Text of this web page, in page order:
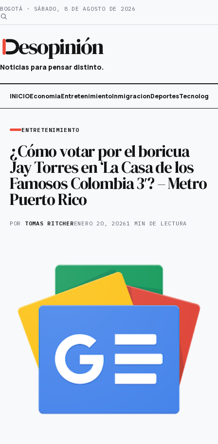
Saltar
al
BOGOTÁ · SÁBADO, 8 DE AGOSTO DE 2026
esopinión
Noticias para pensar distinto.
INICIOEconomiaEntretenimientoInmigracionDeportesTecnología
ENTRETENIMIENTO
¿Cómo votar por el boricua
Jay Torres en ‘La Casa de los
Famosos Colombia 3′? – Metro
Puerto Rico
POR TOMAS RITCHERENERO 20, 20261 MIN DE LECTURA